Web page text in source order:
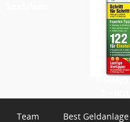
Team Best Geldanlage